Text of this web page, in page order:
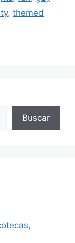
, themed
Buscar